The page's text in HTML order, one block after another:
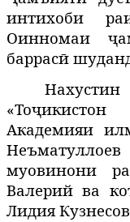
интихоби
Оинномаи
баррасӣ
Академияи
муовинони
Валерий ва
Лидия